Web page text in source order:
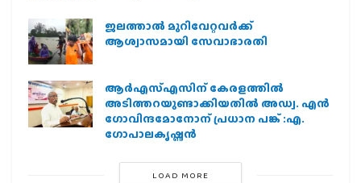
ജലത്താല്‍ മുറിവേറ്റവര്‍ക്ക്
ആശ്വാസമായി സേവാഭാരതി
ആര്‍എസ്എസിന് കേരളത്തില്‍
അടിത്തറയുണ്ടാക്കിയതില്‍ അഡ്വ. എന്‍
ഗോവിന്ദമോനോന് പ്രധാന പങ്ക് :എ.
ഗോപാലകൃഷ്ണന്‍
LOAD MORE